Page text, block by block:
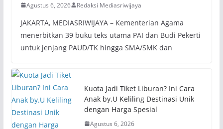
Agustus 6, 2026 Redaksi Mediasriwijaya
JAKARTA, MEDIASRIWIJAYA – Kementerian Agama
menerbitkan 39 buku teks utama PAI dan Budi Pekerti
untuk jenjang PAUD/TK hingga SMA/SMK dan
Kuota Jadi Tiket Liburan? Ini Cara
Anak by.U Keliling Destinasi Unik
dengan Harga Spesial
Agustus 6, 2026